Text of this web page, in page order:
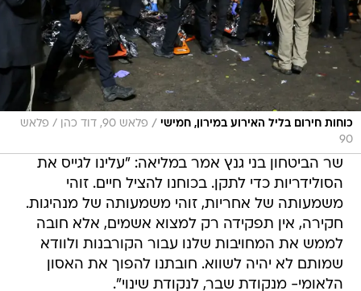
כוחות חירום בליל האירוע במירון, חמישי /
פלאש 90, דוד כהן / פלאש
90
שר הביטחון בני גנץ אמר במליאה: "עלינו לגייס את
הסולידריות כדי לתקן. בכוחנו להציל חיים. זוהי
משמעותה של אחריות, זוהי משמעותה של מנהיגות.
חקירה, אין תפקידה רק למצוא אשמים, אלא חובה
לממש את המחויבות שלנו עבור הקורבנות ולוודא
שמותם לא יהיה לשווא. חובתנו להפוך את האסון
הלאומי- מנקודת שבר, לנקודת שינוי".